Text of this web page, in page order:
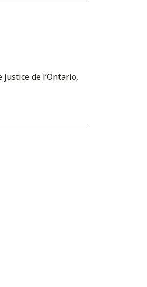
de l’Ontario,